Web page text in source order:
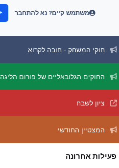
משתמש קיים? נא להתחבר
חוקי המשחק - חובה לקרוא
החוקים הגלובאליים של פורום הליגה
ציון לשבח
המצטיין החודשי
פעילות אחרונה